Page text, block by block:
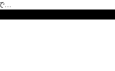
…